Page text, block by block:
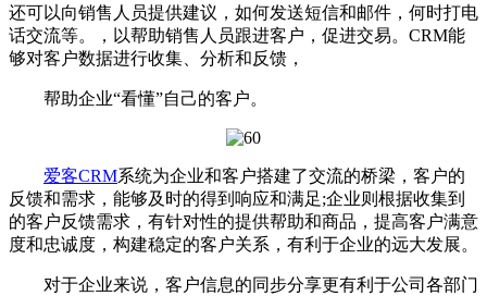
还可以向销售人员提供建议，如何发送短信和邮件，何时打电
话交流等。，以帮助销售人员跟进客户，促进交易。CRM能
够对客户数据进行收集、分析和反馈，
帮助企业“看懂”自己的客户。
爱客CRM系统为企业和客户搭建了交流的桥梁，客户的
反馈和需求，能够及时的得到响应和满足;企业则根据收集到
的客户反馈需求，有针对性的提供帮助和商品，提高客户满意
度和忠诚度，构建稳定的客户关系，有利于企业的远大发展。
对于企业来说，客户信息的同步分享更有利于公司各部门